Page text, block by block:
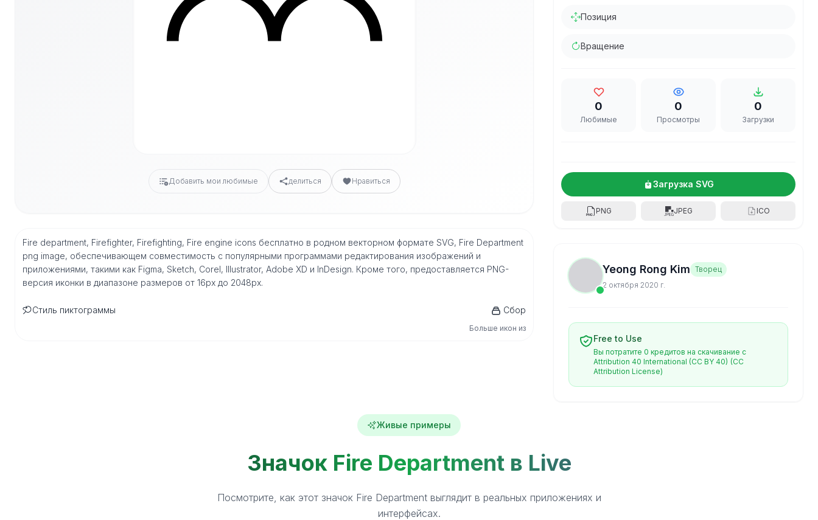
Добавить мои любимые делиться Нравиться
Fire department, Firefighter, Firefighting, Fire engine icons бесплатно в родном векторном формате SVG, Fire Department
png image, обеспечивающем совместимость с популярными программами редактирования изображений и
приложениями, такими как Figma, Sketch, Corel, Illustrator, Adobe XD и InDesign. Кроме того, предоставляется PNG-
версия иконки в диапазоне размеров от 16px до 2048px.
Стиль пиктограммы Сбор
Больше икон из
Позиция
Вращение
0
Любимые
0
Просмотры
0
Загрузки
Загрузка SVG
PNG JPEG ICO
Yeong Rong Kim Творец
2 октября 2020 г.
Free to Use
Вы потратите 0 кредитов на скачивание с
Attribution 40 International (CC BY 40) (CC
Attribution License)
Живые примеры
Значок Fire Department в Live
Посмотрите, как этот значок Fire Department выглядит в реальных приложениях и
интерфейсах.